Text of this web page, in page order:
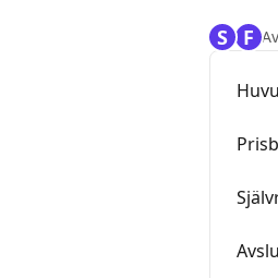
S F